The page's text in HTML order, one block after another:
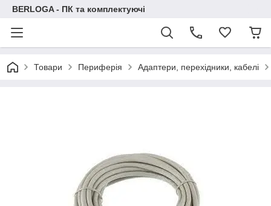
BERLOGA - ПК та комплектуючі
Товари Периферія Адаптери, перехідники, кабелі